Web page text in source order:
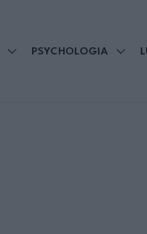
PSYCHOLOGIA